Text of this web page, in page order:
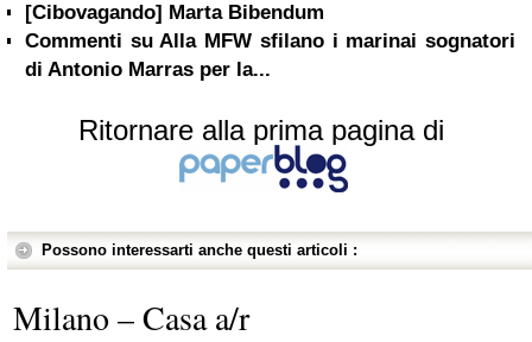
[Cibovagando] Marta Bibendum
Commenti su Alla MFW sfilano i marinai sognatori
di Antonio Marras per la...
Ritornare alla prima pagina di
Possono interessarti anche questi articoli :
Milano – Casa a/r